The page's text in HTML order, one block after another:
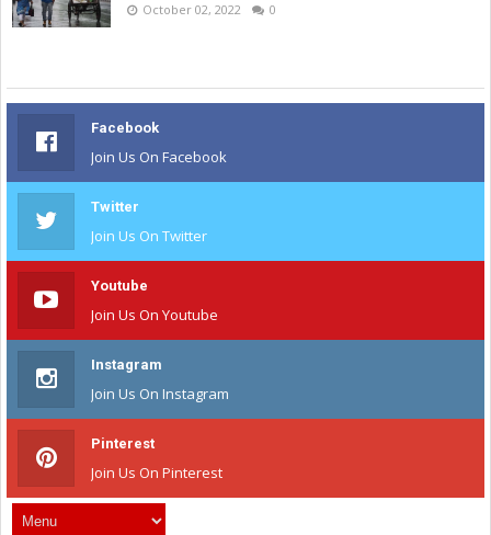
October 02, 2022 0
Facebook
Join Us On Facebook
Twitter
Join Us On Twitter
Youtube
Join Us On Youtube
Instagram
Join Us On Instagram
Pinterest
Join Us On Pinterest